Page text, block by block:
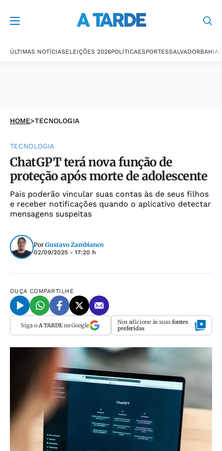
ÚLTIMAS NOTÍCIASELEIÇÕES 2026POLÍTICAESPORTESSALVADORBAHIA
HOME>TECNOLOGIA
TECNOLOGIA
ChatGPT terá nova função de
proteção após morte de adolescente
Pais poderão vincular suas contas às de seus filhos
e receber notificações quando o aplicativo detectar
mensagens suspeitas
Por Gustavo Zambianco
02/09/2025 - 17:20 h
OUÇA COMPARTILHE
Siga o A TARDEno Google Nos adicione às suas fontes
preferidas